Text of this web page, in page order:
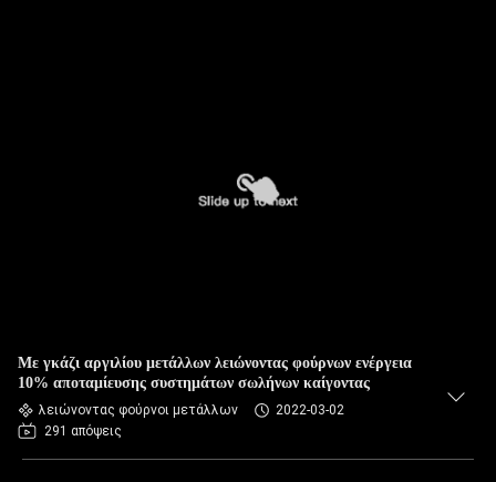
Με γκάζι αργιλίου μετάλλων λειώνοντας φούρνων ενέργεια
10% αποταμίευσης συστημάτων σωλήνων καίγοντας
λειώνοντας φούρνοι μετάλλων
2022-03-02
291 απόψεις